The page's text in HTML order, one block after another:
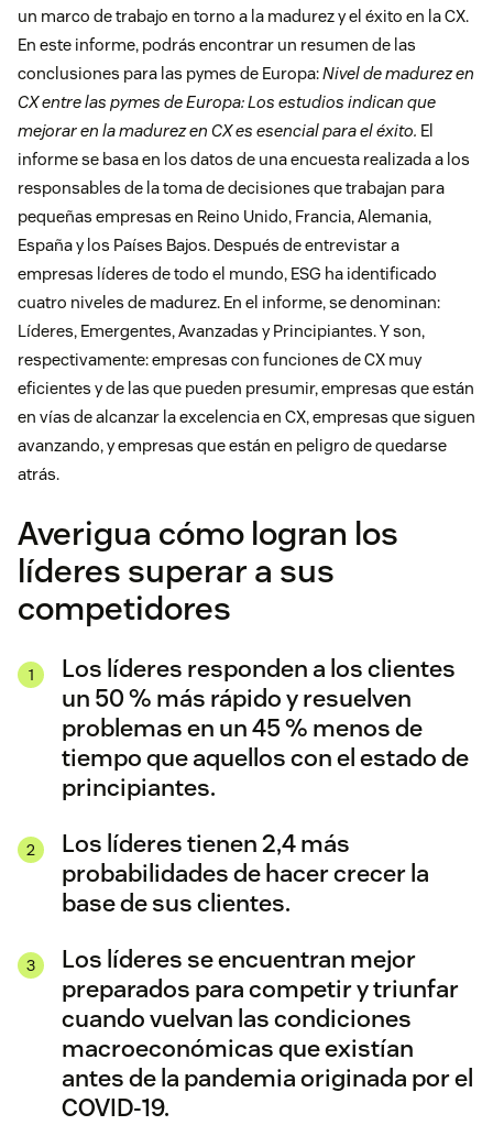
un marco de trabajo en torno a la madurez y el éxito en la CX.
En este informe, podrás encontrar un resumen de las
conclusiones para las pymes de Europa:Nivel de madurez en
CX entre las pymes de Europa: Los estudios indican que
mejorar en la madurez en CX es esencial para el éxito. El
informe se basa en los datos de una encuesta realizada a los
responsables de la toma de decisiones que trabajan para
pequeñas empresas en Reino Unido, Francia, Alemania,
España y los Países Bajos. Después de entrevistar a
empresas líderes de todo el mundo, ESG ha identificado
cuatro niveles de madurez. En el informe, se denominan:
Líderes, Emergentes, Avanzadas y Principiantes. Y son,
respectivamente: empresas con funciones de CX muy
eficientes y de las que pueden presumir, empresas que están
en vías de alcanzar la excelencia en CX, empresas que siguen
avanzando, y empresas que están en peligro de quedarse
atrás.
Averigua cómo logran los
líderes superar a sus
competidores
Los líderes responden a los clientes
un 50 % más rápido y resuelven
problemas en un 45 % menos de
tiempo que aquellos con el estado de
principiantes.
Los líderes tienen 2,4 más
probabilidades de hacer crecer la
base de sus clientes.
Los líderes se encuentran mejor
preparados para competir y triunfar
cuando vuelvan las condiciones
macroeconómicas que existían
antes de la pandemia originada por el
COVID-19.